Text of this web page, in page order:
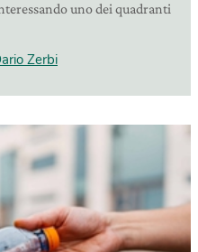
uno dei quadranti
Zerbi